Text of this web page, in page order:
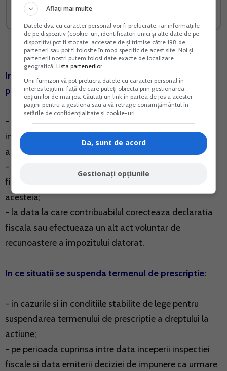
Vreau acest produs →
In ce situatii poate fi intrerup termenul de
prescriptie:
- in cazurile si in conditiile stabilite de lege pentru
intreruperea termenului de prescriptie a dreptului la
actiune;
- la data depunerii de catre contribuabil a declaratiei
fiscale dupa expirarea termenului legal de depunere a
acesteia;
- la data la care contribuabilul corecteaza declaratia
fiscala sau efectueaza un alt act voluntar de
recunoastere a impozitului datorat.
In ce situatii se suspenda termenul de prescriptie:
- in cazurile si in conditiile stabilite de lege pentru
suspendarea termenului de prescriptie a dreptului la
actiune;
- pe perioada cuprinsa intre data inceperii inspectiei
fiscale si data emiterii deciziei de impunere ca urmare
Aflați mai multe
Datele dvs. cu caracter personal vor fi prelucrate, iar informațiile
de pe dispozitiv (cookie-uri, identificatori unici și alte date de pe
dispozitiv) pot fi stocate, accesate de și trimise către 198 de
parteneri sau pot fi folosite în mod specific de acest site. Noi și
partenerii noștri putem folosi date exacte de localizare
geografică.Lista partenerilor.
Unii furnizori vă pot prelucra datele cu caracter personal în
interes legitim, față de care puteți obiecta prin gestionarea
opțiunilor de mai jos. Căutați un link în partea de jos a acestei
pagini pentru a gestiona sau a vă retrage consimțământul în
setările de confidențialitate și cookie-uri.
Da, sunt de acord
Gestionați opțiunile